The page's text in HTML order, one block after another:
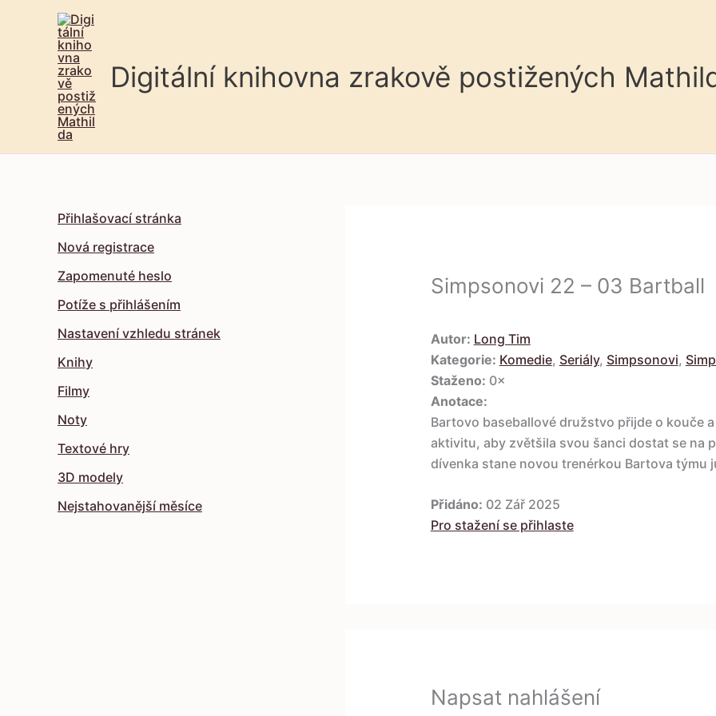
Digitální knihovna zrakově postižených
Přihlašovací stránka
Nová registrace
Zapomenuté heslo
Potíže s přihlášením
Nastavení vzhledu stránek
Knihy
Filmy
Noty
Textové hry
3D modely
Nejstahovanější měsíce
Simpsonovi 22 – 03 Bartball
Autor: Long Tim
Kategorie: Komedie, Seriály, Simpsonovi,
Staženo: 0×
Anotace:
Bartovo baseballové družstvo přijde o kouče
aktivitu, aby zvětšila svou šanci dostat se na
dívenka stane novou trenérkou Bartova týmu
Přidáno: 02 Zář 2025
Pro stažení se přihlaste
Napsat nahlášení